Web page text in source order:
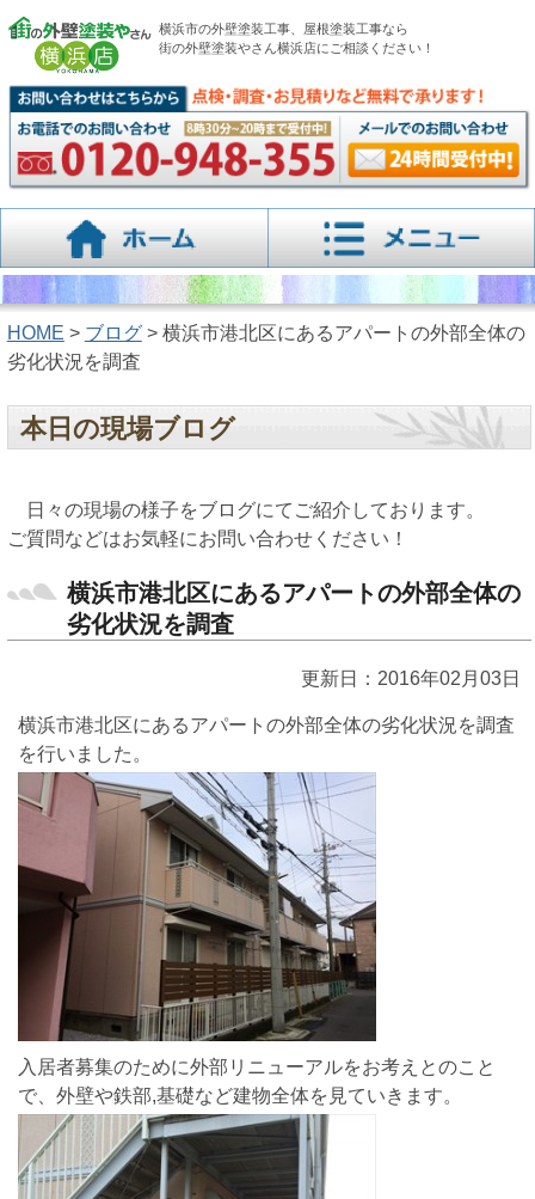
横浜市の外壁塗装工事、屋根塗装工事なら
街の外壁塗装やさん横浜店にご相談ください！
HOME > ブログ> 横浜市港北区にあるアパートの外部全体の
劣化状況を調査
本日の現場ブログ
日々の現場の様子をブログにてご紹介しております。
ご質問などはお気軽にお問い合わせください！
横浜市港北区にあるアパートの外部全体の
劣化状況を調査
更新日：2016年02月03日
横浜市港北区にあるアパートの外部全体の劣化状況を調査
を行いました。
入居者募集のために外部リニューアルをお考えとのこと
で、外壁や鉄部,基礎など建物全体を見ていきます。